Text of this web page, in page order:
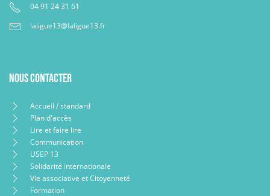
04 91 24 31 61
laligue13@laligue13.fr
Nous contacter
Accueil / standard
Plan d'accès
Lire et faire lire
Communication
USEP 13
Solidarité internationale
Vie associative et Citoyenneté
Formation